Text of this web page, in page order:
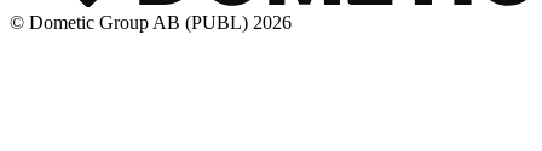
© Dometic Group AB (PUBL) 2026